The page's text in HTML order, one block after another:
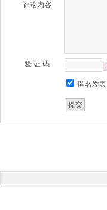
评论内容
验 证 码
匿名发表